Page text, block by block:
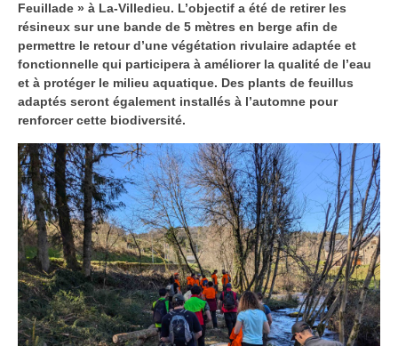
Feuillade » à La-Villedieu. L’objectif a été de retirer les
résineux sur une bande de 5 mètres en berge afin de
permettre le retour d’une végétation rivulaire adaptée et
fonctionnelle qui participera à améliorer la qualité de l’eau
et à protéger le milieu aquatique. Des plants de feuillus
adaptés seront également installés à l’automne pour
renforcer cette biodiversité.